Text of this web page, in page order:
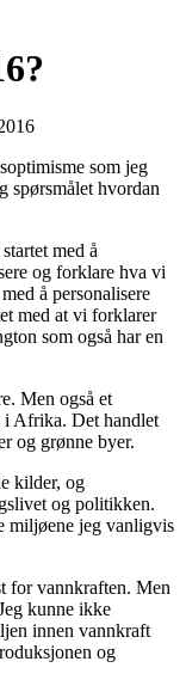
som jeg
spørsmålet hvordan
med å
og forklare hva vi
å personalisere
med at vi forklarer
som også har en
Men også et
i Afrika. Det handlet
og grønne byer.
kilder, og
og politikken.
miljøene jeg vanligvis
for vannkraften. Men
kunne ikke
innen vannkraft
og